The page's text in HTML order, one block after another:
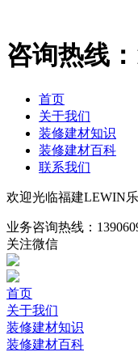
咨询热线：
首页
关于我们
装修建材知识
装修建材百科
联系我们
欢迎光临福建LEWIN
业务咨询热线：
关注微信
首页
关于我们
装修建材知识
装修建材百科